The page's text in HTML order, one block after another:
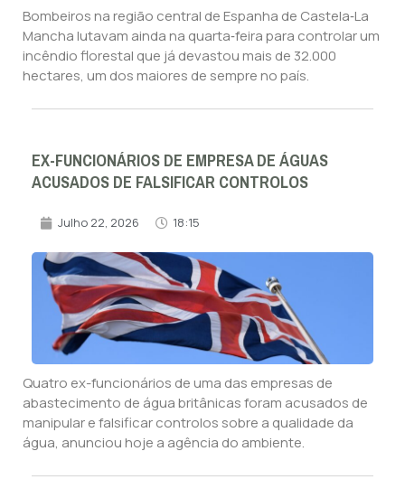
Bombeiros na região central de Espanha de Castela‑La
Mancha lutavam ainda na quarta‑feira para controlar um
incêndio florestal que já devastou mais de 32.000
hectares, um dos maiores de sempre no país.
EX-FUNCIONÁRIOS DE EMPRESA DE ÁGUAS
ACUSADOS DE FALSIFICAR CONTROLOS
Julho 22, 2026 18:15
Quatro ex-funcionários de uma das empresas de
abastecimento de água britânicas foram acusados de
manipular e falsificar controlos sobre a qualidade da
água, anunciou hoje a agência do ambiente.